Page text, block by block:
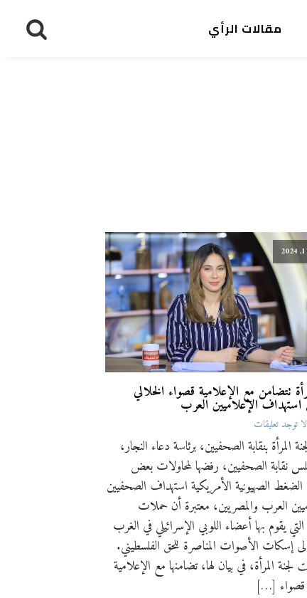
مقالات الرأي
تتضامن مع الإعلامية قصواء الخلالي
الإعلاميين العرب
لا توجد تعليقات
المرأة بنقابة الصحفيين، برئاسة دعاء النجار،
نقابة الصحفيين، رفضها لمحاولات بعض
الصهيونية الأمريكية استهداف الصحفيين
العرب والمصريين، معتبرة أن حملات
التي يقوم بها أعضاء اللوبي الإسرائيلي في الغرب
إسكات الأصوات المناصرة للحق الفلسطيني.
لجنة المرأة، في بيان لها، تضامنها مع الإعلامية
قصواء […]